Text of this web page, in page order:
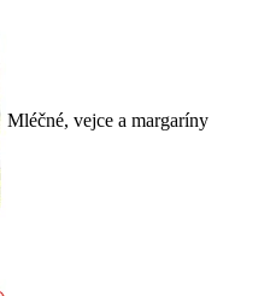
Mléčné, vejce a margaríny